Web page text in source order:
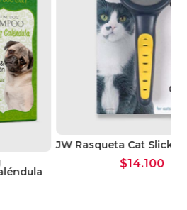
JW Rasqueta Slicker Brush Soft